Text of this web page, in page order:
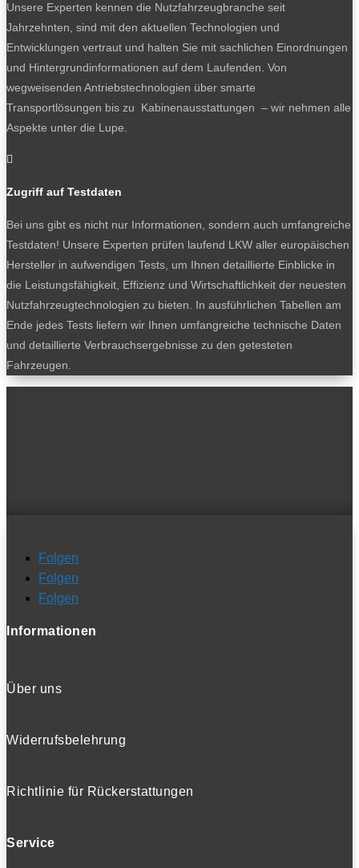
Unsere Experten kennen die Nutzfahrzeugbranche seit
Jahrzehnten, sind mit den aktuellen Technologien und
Entwicklungen vertraut und halten Sie mit sachlichen Einordnungen
und Hintergrundinformationen auf dem Laufenden. Von
wegweisenden Antriebstechnologien über smarte
Transportlösungen bis zu Kabinenausstattungen – wir nehmen alle
Aspekte unter die Lupe.

Zugriff auf Testdaten
Bei uns gibt es nicht nur Informationen, sondern auch umfangreiche
Testdaten! Unsere Experten prüfen laufend LKW aller europäischen
Hersteller in aufwendigen Tests, um Ihnen detaillierte Einblicke in
die Leistungsfähigkeit, Effizienz und Wirtschaftlichkeit der neuesten
Nutzfahrzeugtechnologien zu bieten. In ausführlichen Tabellen am
Ende jedes Tests liefern wir Ihnen umfangreiche technische Daten
und detaillierte Verbrauchsergebnisse zu den getesteten
Fahrzeugen.
Folgen
Folgen
Folgen
Informationen
Über uns
Widerrufsbelehrung
Richtlinie für Rückerstattungen
Service